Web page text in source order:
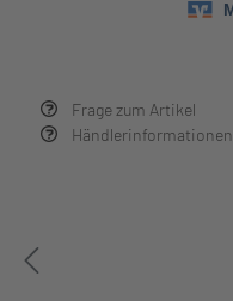
Frage zum Artikel
Händlerinformationen